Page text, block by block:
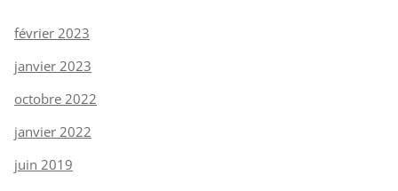
février 2023
janvier 2023
octobre 2022
janvier 2022
juin 2019